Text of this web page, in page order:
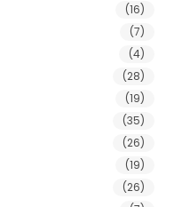
(16)
(7)
(4)
(28)
(19)
(35)
(26)
(19)
(26)